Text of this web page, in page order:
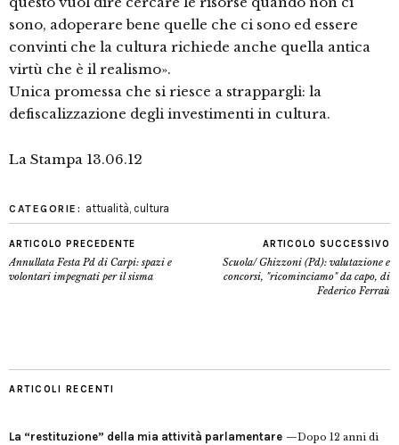
sono, adoperare bene quelle che ci sono ed essere
convinti che la cultura richiede anche quella antica
virtù che è il realismo».
Unica promessa che si riesce a strappargli: la
defiscalizzazione degli investimenti in cultura.
La Stampa 13.06.12
CATEGORIE: attualità, cultura
ARTICOLO PRECEDENTE
Annullata Festa Pd di Carpi: spazi e
volontari impegnati per il sisma
ARTICOLO SUCCESSIVO
Scuola/ Ghizzoni (Pd): valutazione e
concorsi, "ricominciamo" da capo, di
Federico Ferraù
ARTICOLI RECENTI
La “restituzione” della mia attività parlamentare
Dopo 12 anni di